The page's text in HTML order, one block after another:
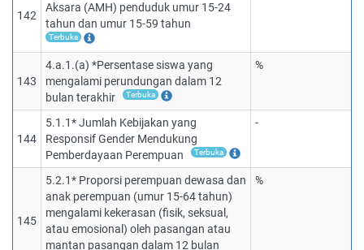
142
Aksara (AMH) penduduk umur 15-24
tahun dan umur 15-59 tahun
Terbuka
143
4.a.1.(a) *Persentase siswa yang
mengalami perundungan dalam 12
bulan terakhir
Terbuka
%
144
5.1.1* Jumlah Kebijakan yang
Responsif Gender Mendukung
Pemberdayaan Perempuan
Terbuka
-
145
5.2.1* Proporsi perempuan dewasa dan
anak perempuan (umur 15-64 tahun)
mengalami kekerasan (fisik, seksual,
atau emosional) oleh pasangan atau
mantan pasangan dalam 12 bulan
%